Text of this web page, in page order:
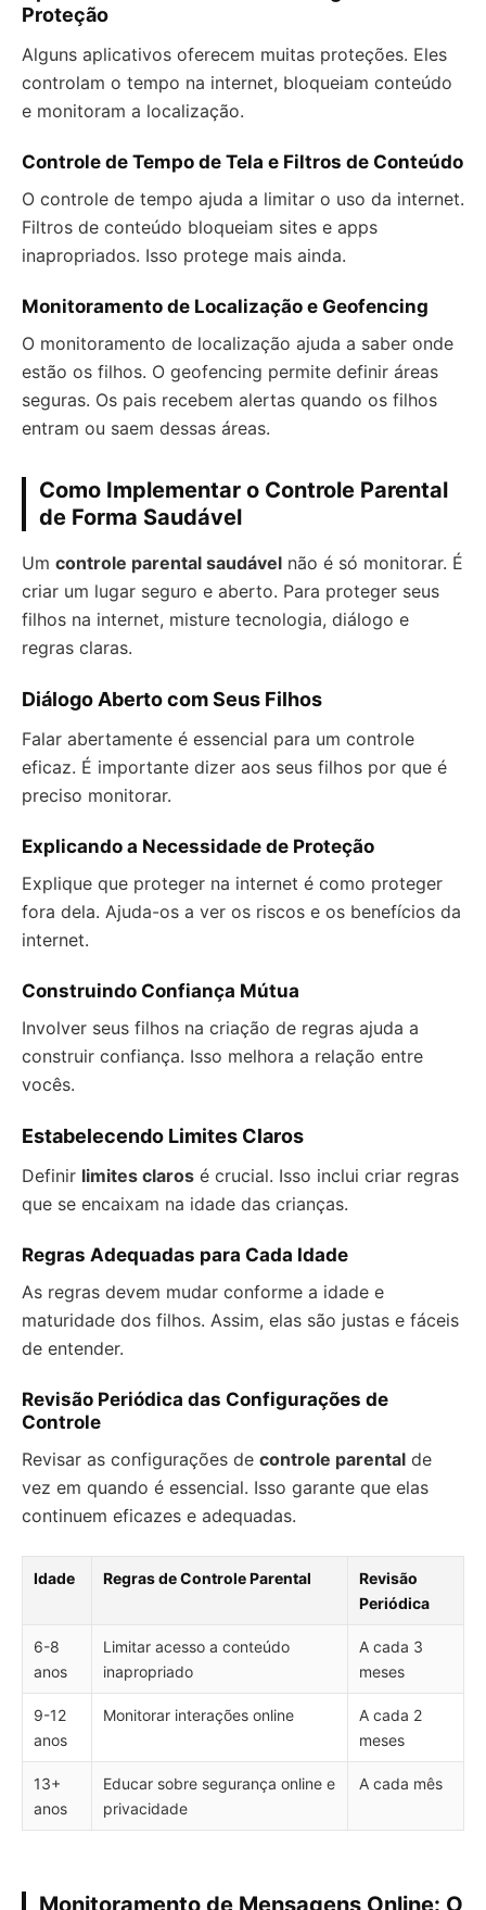
Proteção
Alguns aplicativos oferecem muitas proteções. Eles
controlam o tempo na internet, bloqueiam conteúdo
e monitoram a localização.
Controle de Tempo de Tela e Filtros de Conteúdo
O controle de tempo ajuda a limitar o uso da internet.
Filtros de conteúdo bloqueiam sites e apps
inapropriados. Isso protege mais ainda.
Monitoramento de Localização e Geofencing
O monitoramento de localização ajuda a saber onde
estão os filhos. O geofencing permite definir áreas
seguras. Os pais recebem alertas quando os filhos
entram ou saem dessas áreas.
Como Implementar o Controle Parental
de Forma Saudável
Um controle parental saudável não é só monitorar. É
criar um lugar seguro e aberto. Para proteger seus
filhos na internet, misture tecnologia, diálogo e
regras claras.
Diálogo Aberto com Seus Filhos
Falar abertamente é essencial para um controle
eficaz. É importante dizer aos seus filhos por que é
preciso monitorar.
Explicando a Necessidade de Proteção
Explique que proteger na internet é como proteger
fora dela. Ajuda-os a ver os riscos e os benefícios da
internet.
Construindo Confiança Mútua
Involver seus filhos na criação de regras ajuda a
construir confiança. Isso melhora a relação entre
vocês.
Estabelecendo Limites Claros
Definir limites claros é crucial. Isso inclui criar regras
que se encaixam na idade das crianças.
Regras Adequadas para Cada Idade
As regras devem mudar conforme a idade e
maturidade dos filhos. Assim, elas são justas e fáceis
de entender.
Revisão Periódica das Configurações de
Controle
Revisar as configurações de controle parental de
vez em quando é essencial. Isso garante que elas
continuem eficazes e adequadas.
Idade Regras de Controle Parental
Revisão
Periódica
6-8
anos
Limitar acesso a conteúdo
inapropriado
A cada 3
meses
9-12
anos
Monitorar interações online
A cada 2
meses
13+
anos
Educar sobre segurança online e
privacidade
A cada mês
Monitoramento de Mensagens Online: O